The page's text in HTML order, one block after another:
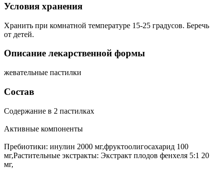
Условия хранения
Хранить при комнатной температуре 15-25 градусов. Беречь
от детей.
Описание лекарственной формы
жевательные пастилки
Состав
Содержание в 2 пастилках
Активные компоненты
Пребиотики: инулин 2000 мг,фруктоолигосахарид 100
мг,Растительные экстракты: Экстракт плодов фенхеля 5:1 20
мг,